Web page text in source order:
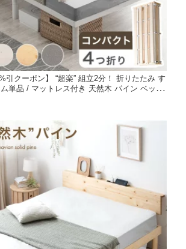
引クーポン】 “超楽” 組立2分！ 折りたたみ す
単品 / マットレス付き 天然木 パイン ベッド
り 組立簡単 すのこ ベッド シングルベッド
ブルベッド シングル セミダブル ダブル 折り